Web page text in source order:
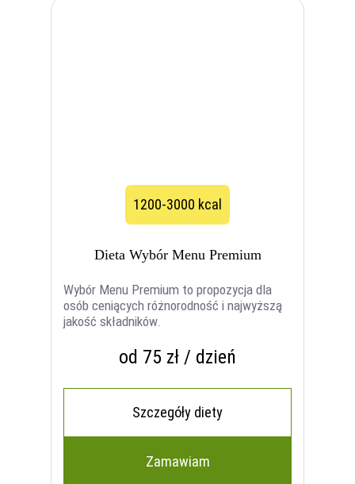
1200-3000 kcal
Dieta Wybór Menu Premium
Wybór Menu Premium to propozycja dla
osób ceniących różnorodność i najwyższą
jakość składników.
od 75 zł / dzień
Szczegóły diety
Zamawiam